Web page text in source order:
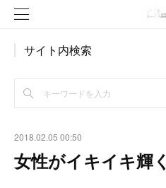
サイト内検索
2018.02.05 00:50
女性がイキイキ輝く